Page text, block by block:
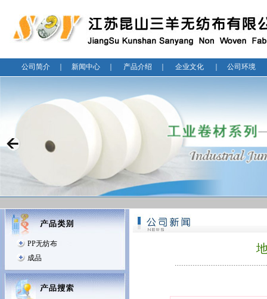
公司简介 新闻中心 产品介绍 企业文化 公司环境
PP无纺布
成品